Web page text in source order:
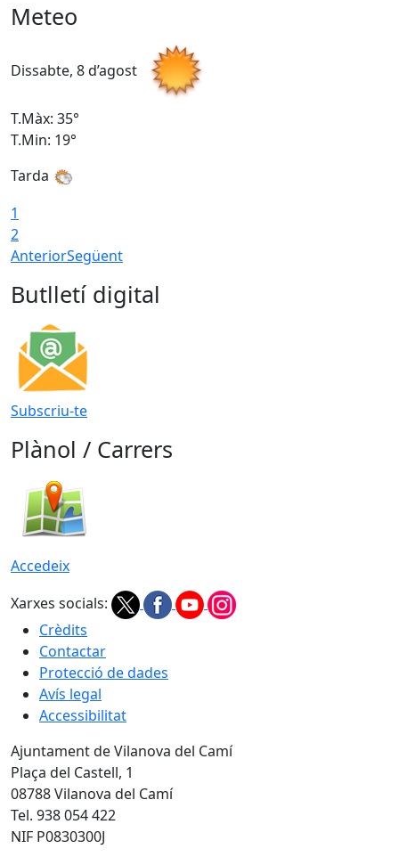
Meteo
Dissabte, 8 d’agost
T.Màx: 35°
T.Min: 19°
Tarda
1
2
AnteriorSegüent
Butlletí digital
Subscriu-te
Plànol / Carrers
Accedeix
Xarxes socials:
Crèdits
Contactar
Protecció de dades
Avís legal
Accessibilitat
Ajuntament de Vilanova del Camí
Plaça del Castell, 1
08788 Vilanova del Camí
Tel. 938 054 422
NIF P0830300J